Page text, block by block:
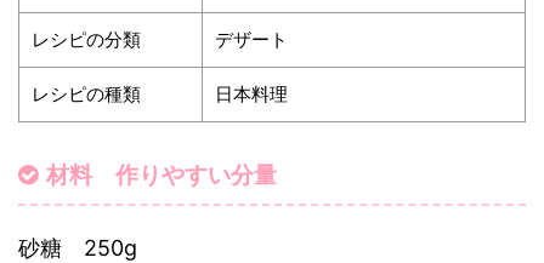
レシピの分類 デザート
レシピの種類 日本料理
材料 作りやすい分量
砂糖 250g